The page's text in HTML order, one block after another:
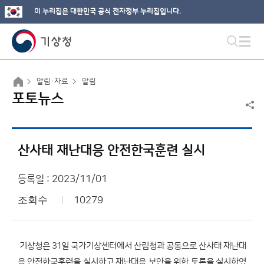
이 누리집은 대한민국 공식 전자정부 누리집입니다.
알림·자료 알림
포토뉴스
산사태 재난대응 안전한국훈련 실시
등록일 : 2023/11/01
조회수 10279
기상청은 31일 국가기상센터에서 산림청과 공동으로 산사태 재난대
응 안전한국훈련을 실시하고 재난대응 보안을 위한 토론을 실시하였